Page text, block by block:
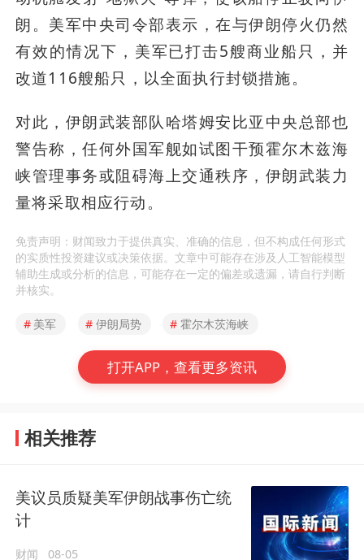
朗。美军中央司令部表示，在与伊朗停火仍然
有效的情况下，美军已打击5艘商业船只，并
改道116艘船只，以全面执行封锁措施。
对此，伊朗武装部队哈塔姆安比亚中央总部也
警告称，任何外国军舰如试图干预霍尔木兹海
峡管理事务或阻碍海上交通秩序，伊朗武装力
量将采取相应行动。
免责声明：财闻致力于提供真实、准确的信息，但不构成任何形式
的实质性投资建议或决策依据。文章中可能存在涉及人工智能模型
辅助生成或分析的信息，可能存在一定的偏差或遗漏，请自行判断
并核实。
# 美军 # 伊朗局势 # 霍尔木茨海峡
打开APP，查看更多资讯
相关推荐
美议员质疑美军伊朗战事伤亡统
计
财闻 08-05